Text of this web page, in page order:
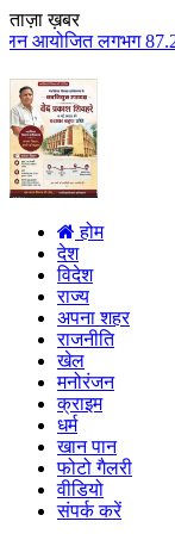
ताज़ा ख़बर
लागत के 41
होम
देश
विदेश
राज्य
अपना शहर
राजनीति
खेल
मनोरंजन
क्राइम
धर्म
खान पान
फोटो गैलरी
वीडियो
संपर्क करें